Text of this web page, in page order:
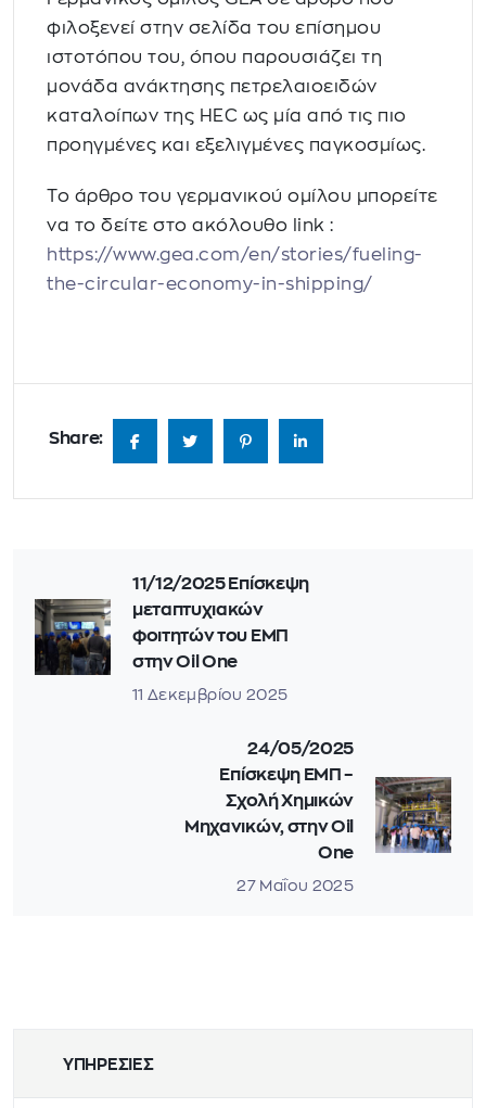
φιλοξενεί στην σελίδα του επίσημου
ιστοτόπου του, όπου παρουσιάζει τη
μονάδα ανάκτησης πετρελαιοειδών
καταλοίπων της HEC ως μία από τις πιο
προηγμένες και εξελιγμένες παγκοσμίως.
Το άρθρο του γερμανικού ομίλου μπορείτε
να το δείτε στο ακόλουθο link :
https://www.gea.com/en/stories/fueling-
the-circular-economy-in-shipping/
Share:
11/12/2025 Επίσκεψη
μεταπτυχιακών
φοιτητών του ΕΜΠ
στην Oil One
11 Δεκεμβρίου 2025
24/05/2025
Επίσκεψη ΕΜΠ –
Σχολή Χημικών
Μηχανικών, στην Oil
One
27 Μαΐου 2025
ΥΠΗΡΕΣΙΕΣ